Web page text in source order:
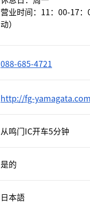
营业时间：11：00-17
动）
088-685-4721
http://fg-
从鸣门IC开车5分钟
是的
日本語